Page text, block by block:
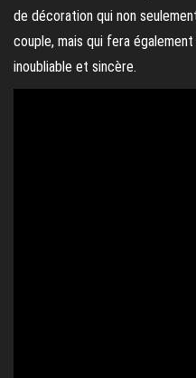
de décoration qui non
couple, mais qui fera
inoubliable et sincère.